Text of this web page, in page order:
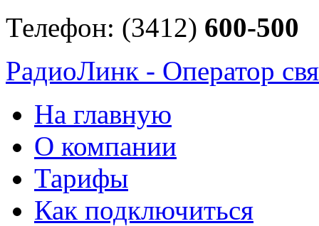
Телефон: (3412) 600-500
РадиоЛинк - Оператор
На главную
О компании
Тарифы
Как подключиться